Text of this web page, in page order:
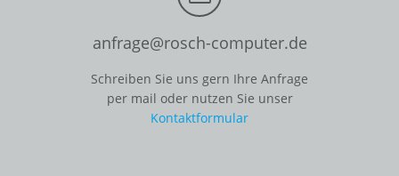
anfrage@rosch-computer.de
Schreiben Sie uns gern Ihre Anfrage
per mail oder nutzen Sie unser
Kontaktformular